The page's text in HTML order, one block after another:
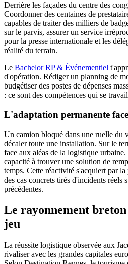
Derrière les façades du centre des
Coordonner des centaines de
capables de traiter des milliers de
sur le parvis, assurer un service
pour la presse internationale et les
réalité du terrain.
Le Bachelor RP & Événementiel
d'opération. Rédiger un planning de
budgétiser des postes de dépenses
: ce sont des compétences qui se
L'adaptation permanente
Un camion bloqué dans une ruelle du
décaler toute une installation. Sur le
face aux aléas de la logistique
capacité à trouver une solution de
temps. Cette réactivité s'acquiert par
des cas concrets tirés d'incidents réels
précédentes.
Le rayonnement
jeu
La réussite logistique observée aux
rivaliser avec les grandes capitales